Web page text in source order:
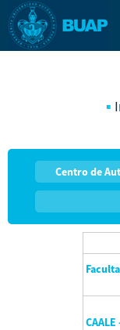
Centro de
CAALE